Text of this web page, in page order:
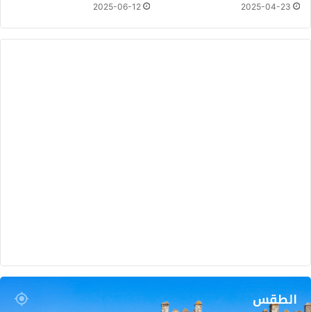
2025-04-23
2025-06-12
الطقس